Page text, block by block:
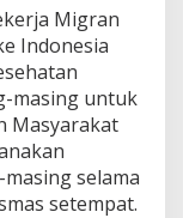
Migran
Indonesia
masing untuk
Masyarakat
selama
setempat.